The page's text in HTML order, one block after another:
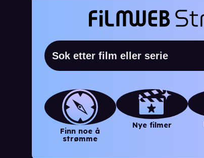
Finn noe å
strømme
Nye filmer